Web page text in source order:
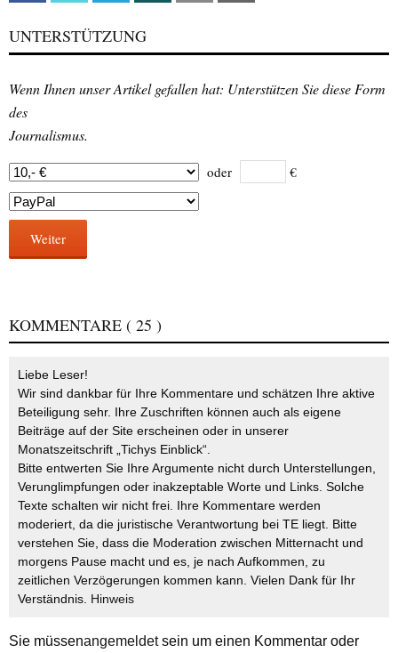
UNTERSTÜTZUNG
Wenn Ihnen unser Artikel gefallen hat: Unterstützen Sie diese Form
des
Journalismus.
oder €
Weiter
KOMMENTARE ( 25 )
Liebe Leser!
Wir sind dankbar für Ihre Kommentare und schätzen Ihre aktive
Beteiligung sehr. Ihre Zuschriften können auch als eigene
Beiträge auf der Site erscheinen oder in unserer
Monatszeitschrift „Tichys Einblick“.
Bitte entwerten Sie Ihre Argumente nicht durch Unterstellungen,
Verunglimpfungen oder inakzeptable Worte und Links. Solche
Texte schalten wir nicht frei. Ihre Kommentare werden
moderiert, da die juristische Verantwortung bei TE liegt. Bitte
verstehen Sie, dass die Moderation zwischen Mitternacht und
morgens Pause macht und es, je nach Aufkommen, zu
zeitlichen Verzögerungen kommen kann. Vielen Dank für Ihr
Verständnis. Hinweis
Sie müssenangemeldetsein um einen Kommentar oder